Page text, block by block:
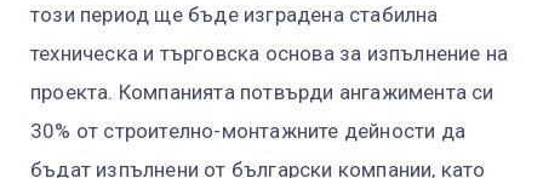
този период ще бъде изградена стабилна
техническа и търговска основа за изпълнение на
проекта. Компанията потвърди ангажимента си
30% от строително-монтажните дейности да
бъдат изпълнени от български компании, като